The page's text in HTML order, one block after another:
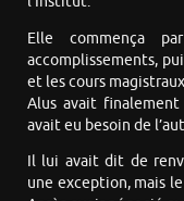
Elle commença
accomplissements,
et les cours
Alus avait
avait eu besoin de
Il lui avait dit de
une exception, mais